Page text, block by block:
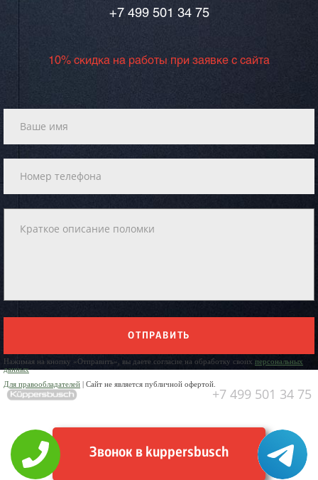
+7 499 501 34 75
10% скидка на работы при заявке с сайта
ОТПРАВИТЬ
Нажимая на кнопку «Отправить», вы даете согласие на обработку своих персональных
данных
Для правообладателей | Сайт не является публичной офертой.
+7 499 501 34 75
Звонок в kuppersbusch